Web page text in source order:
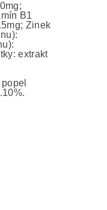
B1
Zinek
extrakt